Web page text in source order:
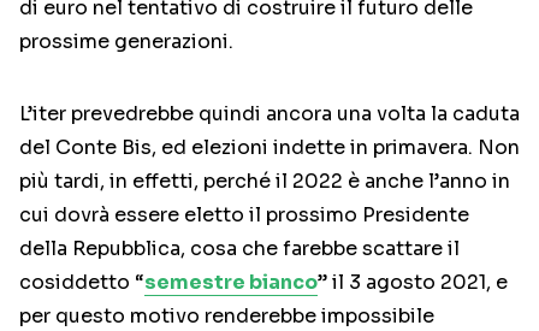
di euro nel tentativo di costruire il futuro delle
prossime generazioni.
L’iter prevedrebbe quindi ancora una volta la caduta
del Conte Bis, ed elezioni indette in primavera. Non
più tardi, in effetti, perché il 2022 è anche l’anno in
cui dovrà essere eletto il prossimo Presidente
della Repubblica, cosa che farebbe scattare il
cosiddetto “semestre bianco” il 3 agosto 2021, e
per questo motivo renderebbe impossibile